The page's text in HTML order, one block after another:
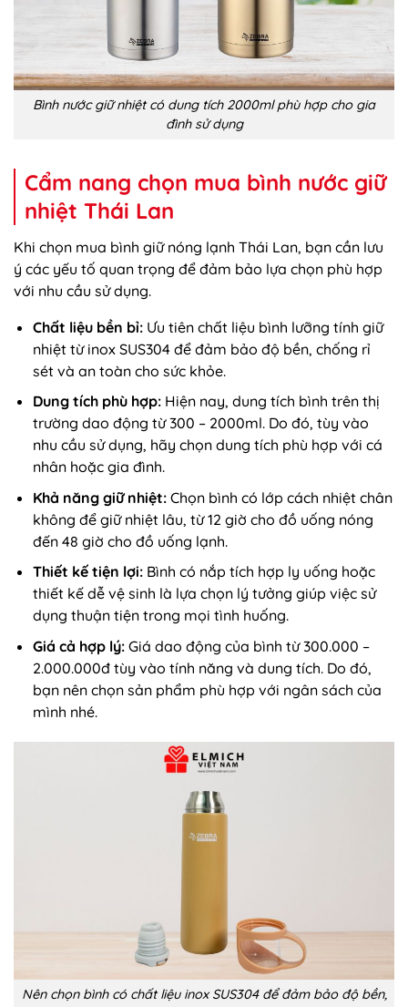
Bình nước giữ nhiệt có dung tích 2000ml phù hợp cho gia
đình sử dụng
Cẩm nang chọn mua bình nước giữ
nhiệt Thái Lan
Khi chọn mua bình giữ nóng lạnh Thái Lan, bạn cần lưu
ý các yếu tố quan trọng để đảm bảo lựa chọn phù hợp
với nhu cầu sử dụng.
Chất liệu bền bỉ:Ưu tiên chất liệu bình lưỡng tính giữ
nhiệttừ inox SUS304 để đảm bảo độ bền, chống rỉ
sét và an toàn cho sức khỏe.
Dung tích phù hợp:Hiện nay, dung tích bình trên thị
trường dao động từ 300 – 2000ml. Do đó, tùy vào
nhu cầu sử dụng, hãy chọn dung tích phù hợp với cá
nhân hoặc gia đình.
Khả năng giữ nhiệt:Chọn bình có lớp cách nhiệt chân
không để giữ nhiệt lâu, từ 12 giờ cho đồ uống nóng
đến 48 giờ cho đồ uống lạnh.
Thiết kế tiện lợi:Bình có nắp tích hợp ly uống hoặc
thiết kế dễ vệ sinh là lựa chọn lý tưởng giúp việc sử
dụng thuận tiện trong mọi tình huống.
Giá cả hợp lý:Giá dao động của bình từ 300.000 –
2.000.000đ tùy vào tính năng và dung tích. Do đó,
bạn nên chọn sản phẩm phù hợp với ngân sách của
mình nhé.
Nên chọn bình có chất liệu inox SUS304 để đảm bảo độ bền,